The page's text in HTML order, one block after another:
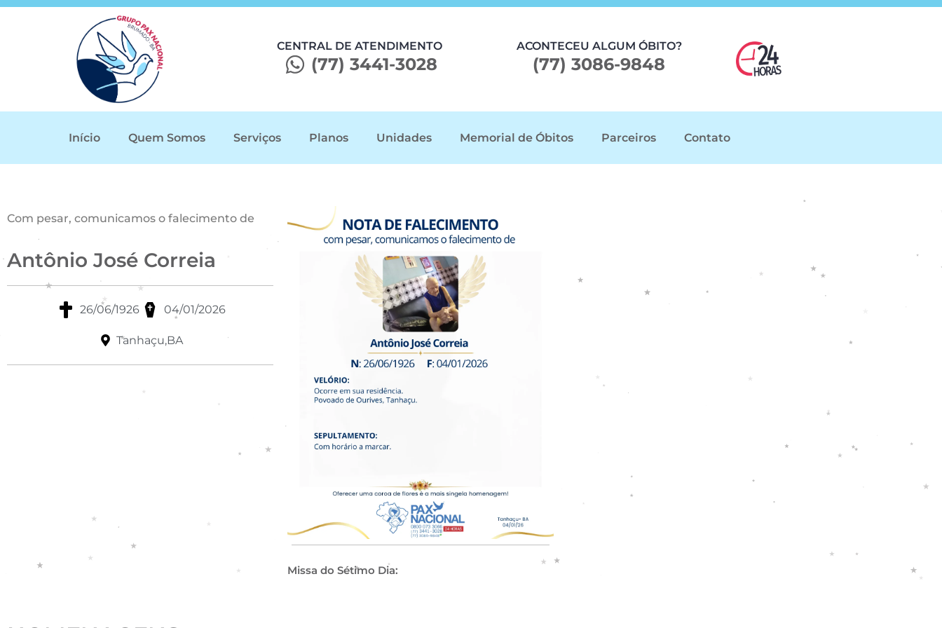
CENTRAL DE ATENDIMENTO
(77) 3441-3028
ACONTECEU ALGUM ÓBITO?
(77) 3086-9848
Início Quem Somos Serviços Planos Unidades Memorial de Óbitos Parceiros Contato
Com pesar, comunicamos o falecimento de
Antônio José Correia
26/06/1926 04/01/2026
Tanhaçu,BA
Missa do Sétimo Dia: